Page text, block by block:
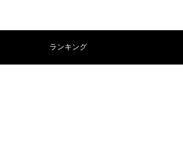
ランキング